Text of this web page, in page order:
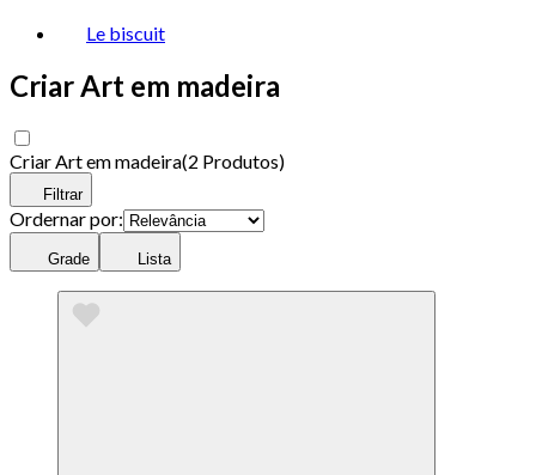
Le biscuit
Criar Art em madeira
Criar Art em madeira(2 Produtos)
Filtrar
Ordernar por:
Grade Lista